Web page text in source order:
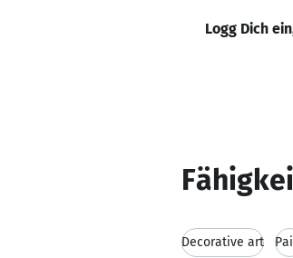
Logg Dich
Decorative art